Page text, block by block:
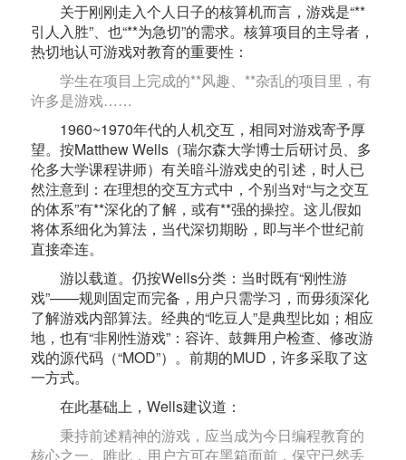
关于刚刚走入个人日子的核算机而言，游戏是“**
引人入胜”、也“**为急切”的需求。核算项目的主导者，
热切地认可游戏对教育的重要性：
学生在项目上完成的**风趣、**杂乱的项目里，有
许多是游戏……
1960~1970年代的人机交互，相同对游戏寄予厚
望。按Matthew Wells（瑞尔森大学博士后研讨员、多
伦多大学课程讲师）有关暗斗游戏史的引述，时人已
然注意到：在理想的交互方式中，个别当对“与之交互
的体系”有**深化的了解，或有**强的操控。这儿假如
将体系细化为算法，当代深切期盼，即与半个世纪前
直接牵连。
游以载道。仍按Wells分类：当时既有“刚性游
戏”——规则固定而完备，用户只需学习，而毋须深化
了解游戏内部算法。经典的“吃豆人”是典型比如；相应
地，也有“非刚性游戏”：容许、鼓舞用户检查、修改游
戏的源代码（“MOD”）。前期的MUD，许多采取了这
一方式。
在此基础上，Wells建议道：
秉持前述精神的游戏，应当成为今日编程教育的
核心之一。唯此，用户方可在黑箱面前，保守已然丢